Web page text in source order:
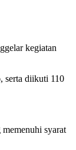
kegiatan
serta diikuti 110
syarat